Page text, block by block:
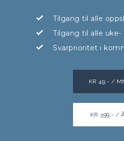
Tilgang til alle
Tilgang til alle
Svarprioritet i
KR 49,- /
KR 399,- /